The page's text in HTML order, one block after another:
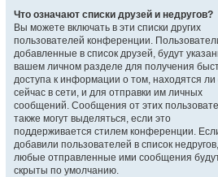
Что означают списки друзей и недругов?
Вы можете включать в эти списки других
пользователей конференции.
добавленные в список друзей, будут
вашем личном разделе для получения
доступа к информации о том, находятся ли
сейчас в сети, и для отправки им личных
сообщений. Сообщения от этих
также могут выделяться, если это
поддерживается стилем конференции.
добавили пользователей в список
любые отправленные ими сообщения
скрыты по умолчанию.